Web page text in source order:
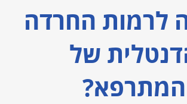
לרמות החרדה
של
המתרפא?